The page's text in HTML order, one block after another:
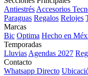
Antiestrés Accesorios
Paraguas Regalos Relojes
Marcas
Bic Optima Hecho en
Temporadas
Lluvias Agendas 2027
Contacto
Whatsapp Directo